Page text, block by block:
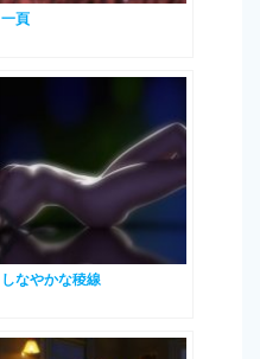
一頁
しなやかな稜線